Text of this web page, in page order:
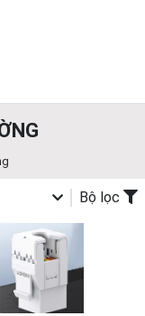
Bộ lọc